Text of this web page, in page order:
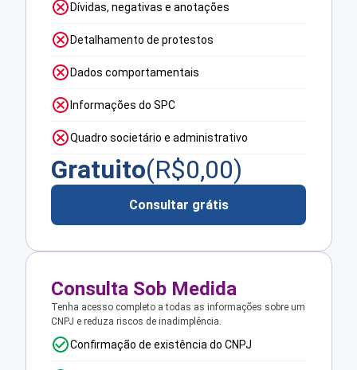
Dívidas, negativas e anotações
Detalhamento de protestos
Dados comportamentais
Informações do SPC
Quadro societário e administrativo
Gratuito(R$0,00)
Consultar grátis
Consulta Sob Medida
Tenha acesso completo a todas as informações sobre um
CNPJ e reduza riscos de inadimplência.
Confirmação de existência do CNPJ